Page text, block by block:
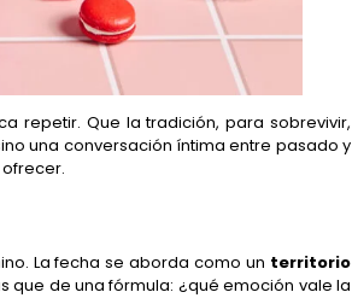
repetir. Que la tradición, para sobrevivir,
una conversación íntima entre pasado y
La fecha se aborda como un territorio
de una fórmula: ¿qué emoción vale la